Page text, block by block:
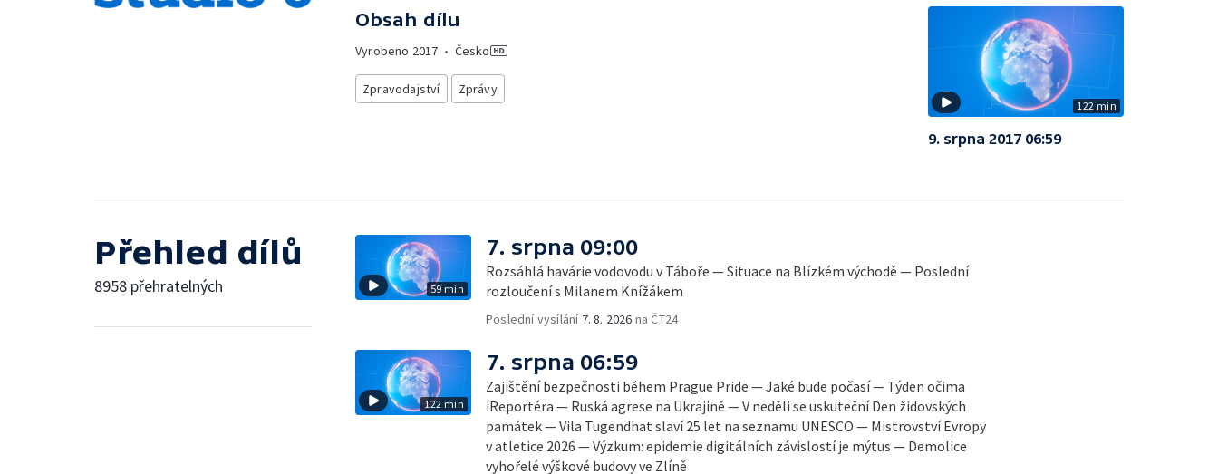
Obsah dílu
Vyrobeno 2017 • Česko
Zpravodajství Zprávy
122 min
9. srpna 2017 06:59
Přehled dílů
8958 přehratelných 59 min
7. srpna 09:00
Rozsáhlá havárie vodovodu v Táboře — Situace na Blízkém východě — Poslední
rozloučení s Milanem Knížákem
Poslední vysílání 7. 8. 2026 na ČT24
122 min
7. srpna 06:59
Zajištění bezpečnosti během Prague Pride — Jaké bude počasí — Týden očima
iReportéra — Ruská agrese na Ukrajině — V neděli se uskuteční Den židovských
památek — Vila Tugendhat slaví 25 let na seznamu UNESCO — Mistrovství Evropy
v atletice 2026 — Výzkum: epidemie digitálních závislostí je mýtus — Demolice
vyhořelé výškové budovy ve Zlíně